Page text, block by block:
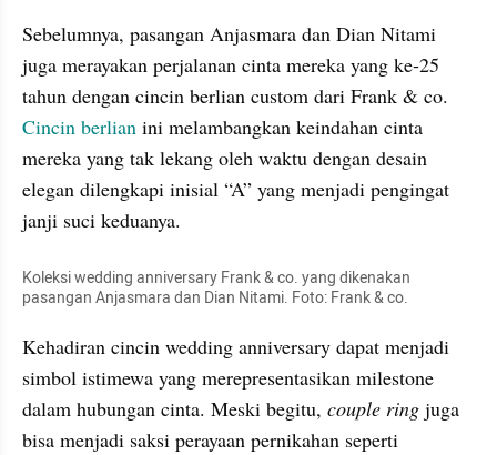
Sebelumnya, pasangan Anjasmara dan Dian Nitami
juga merayakan perjalanan cinta mereka yang ke-25
Cincin berlian ini melambangkan keindahan cinta
mereka yang tak lekang oleh waktu dengan desain
elegan dilengkapi inisial “A” yang menjadi pengingat
janji suci keduanya.
Koleksi wedding anniversary Frank & co. yang dikenakan
pasangan Anjasmara dan Dian Nitami. Foto: Frank & co.
Kehadiran cincin wedding anniversary dapat menjadi
simbol istimewa yang merepresentasikan milestone
dalam hubungan cinta. Meski begitu, couple ring juga
bisa menjadi saksi perayaan pernikahan seperti